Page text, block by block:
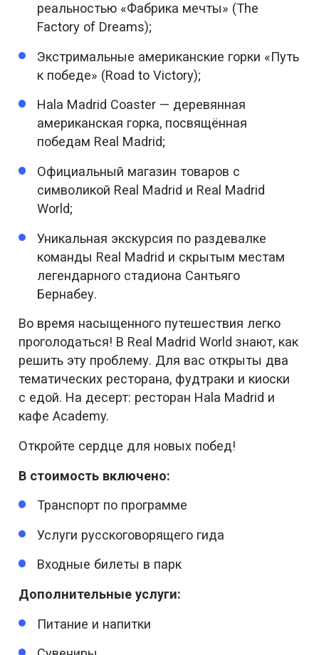
реальностью «Фабрика мечты» (The
Factory of Dreams);
Экстримальные американские горки «Путь
к победе» (Road to Victory);
Hala Madrid Coaster — деревянная
американская горка, посвящённая
победам Real Madrid;
Официальный магазин товаров с
символикой Real Madrid и Real Madrid
World;
Уникальная экскурсия по раздевалке
команды Real Madrid и скрытым местам
легендарного стадиона Сантьяго
Бернабеу.
Во время насыщенного путешествия легко
проголодаться! В Real Madrid World знают, как
решить эту проблему. Для вас открыты два
тематических ресторана, фудтраки и киоски
с едой. На десерт: ресторан Hala Madrid и
кафе Academy.
Откройте сердце для новых побед!
В стоимость включено:
Транспорт по программе
Услуги русскоговорящего гида
Входные билеты в парк
Дополнительные услуги:
Питание и напитки